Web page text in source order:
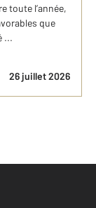
toute l’année,
que
...
26 juillet 2026